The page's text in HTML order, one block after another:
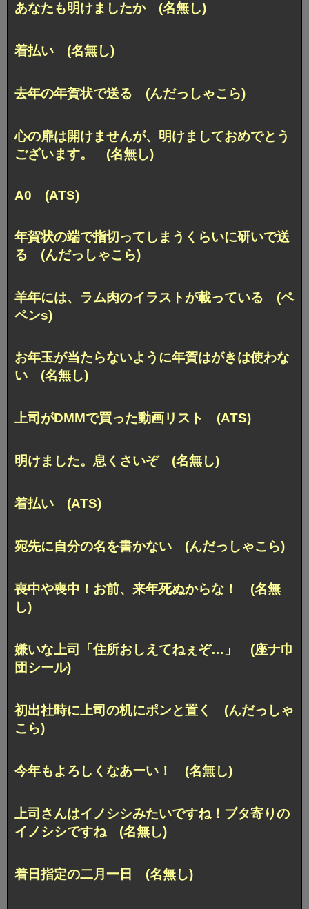
あなたも明けましたか (名無し)
着払い (名無し)
去年の年賀状で送る (んだっしゃこら)
心の扉は開けませんが、明けましておめでとう
ございます。 (名無し)
A0 (ATS)
年賀状の端で指切ってしまうくらいに研いで送
る (んだっしゃこら)
羊年には、ラム肉のイラストが載っている (ペ
ペンs)
お年玉が当たらないように年賀はがきは使わな
い (名無し)
上司がDMMで買った動画リスト (ATS)
明けました。息くさいぞ (名無し)
着払い (ATS)
宛先に自分の名を書かない (んだっしゃこら)
喪中や喪中！お前、来年死ぬからな！ (名無
し)
嫌いな上司「住所おしえてねぇぞ…」 (座ナ巾
団シール)
初出社時に上司の机にポンと置く (んだっしゃ
こら)
今年もよろしくなあーい！ (名無し)
上司さんはイノシシみたいですね！ブタ寄りの
イノシシですね (名無し)
着日指定の二月一日 (名無し)